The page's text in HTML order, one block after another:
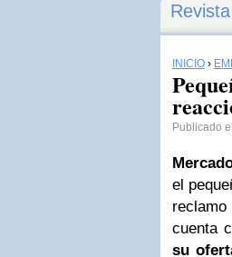
INICIO ›
Publicado
el
cuenta
su